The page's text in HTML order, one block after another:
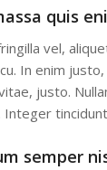
quis
vel,
In enim
justo.
semper